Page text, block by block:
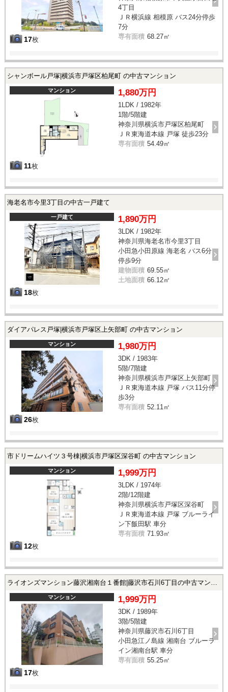
17枚
4丁目
ＪＲ横浜線 相模原 バス24分停歩
7分
専有面積 68.27㎡
シャンボール戸塚|横浜市戸塚区柏尾町 の中古マンション
マンション
11枚
1,880万円
1LDK / 1982年
1階/5階建
神奈川県横浜市戸塚区柏尾町
ＪＲ東海道本線 戸塚 徒歩23分
専有面積 54.49㎡
海老名市今里3丁目の中古一戸建て
一戸建て
18枚
1,890万円
3LDK / 1982年
神奈川県海老名市今里3丁目
小田急小田原線 海老名 バス6分
停歩9分
建物面積 69.55㎡
土地面積 66.12㎡
ダイアパレス戸塚|横浜市戸塚区上矢部町 の中古マンション
マンション
26枚
1,980万円
3DK / 1983年
5階/7階建
神奈川県横浜市戸塚区上矢部町
ＪＲ東海道本線 戸塚 バス11分停
歩3分
専有面積 52.11㎡
市ドリームハイツ３号棟|横浜市戸塚区深谷町 の中古マンション
マンション
12枚
1,999万円
3LDK / 1974年
2階/12階建
神奈川県横浜市戸塚区深谷町
ＪＲ東海道本線 戸塚 ブルーライ
ン下飯田駅 車分
専有面積 71.93㎡
マンション
17枚
1,999万円
3DK / 1989年
3階/5階建
神奈川県藤沢市石川6丁目
小田急江ノ島線 湘南台 ブルーラ
イン湘南台駅 車分
専有面積 55.25㎡